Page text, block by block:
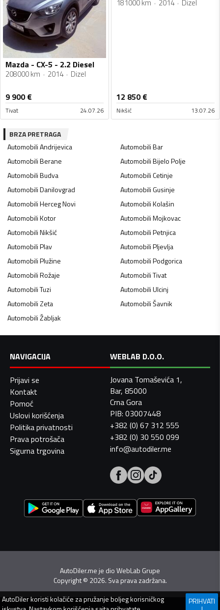
Mazda - CX-5 - 2.2 Diesel
208000 km 2014 Dizel
9 900€
Tivat 24.07.26
181000 km 2014 Dizel
12 850€
Nikšić 13.07.26
BRZA PRETRAGA
AutomobiliAndrijevica AutomobiliBar
AutomobiliBerane AutomobiliBijelo Polje
AutomobiliBudva AutomobiliCetinje
AutomobiliDanilovgrad AutomobiliGusinje
AutomobiliHerceg Novi AutomobiliKolašin
AutomobiliKotor AutomobiliMojkovac
AutomobiliNikšić AutomobiliPetnjica
AutomobiliPlav AutomobiliPljevlja
AutomobiliPlužine AutomobiliPodgorica
AutomobiliRožaje AutomobiliTivat
AutomobiliTuzi AutomobiliUlcinj
AutomobiliZeta AutomobiliŠavnik
AutomobiliŽabljak
NAVIGACIJA
Prijavi se
Kontakt
Pomoć
Uslovi korišćenja
Politika privatnosti
Prava potrošača
Sigurna trgovina
WEBLAB D.O.O.
Jovana Tomaševića 1,
Bar, 85000
Crna Gora
PIB: 03007448
+382 (0) 67 312 555
+382 (0) 30 550 099
info@autodiler.me
AutoDiler.me je dioWebLab Grupe
Copyright© 2026. Sva prava zadržana.
AutoDilerkoristi kolačiće za pružanje boljeg korisničkog
PRIHVATI